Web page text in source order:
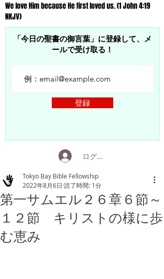
We love Him because He first loved us. (1 John 4:19
NKJV)
「今日の聖書の御言葉」に登録して、メ
ールで受け取る！
登録
ログイン
第一サムエル２６章６節～
１２節 キリストの様に歩
む恵み
Tokyo Bay Bible Fellowship
2022年8月6日 読了時間: 1分